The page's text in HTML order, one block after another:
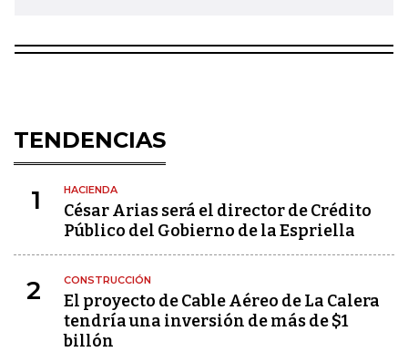
TENDENCIAS
1 HACIENDA
César Arias será el director de Crédito
Público del Gobierno de la Espriella
2 CONSTRUCCIÓN
El proyecto de Cable Aéreo de La Calera
tendría una inversión de más de $1
billón